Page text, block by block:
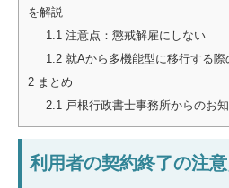
を解説
1.1注意点：懲戒解雇にしない
1.2就Aから多機能型に移行する際
2 まとめ
2.1戸根行政書士事務所からのお
利用者の契約終了の注